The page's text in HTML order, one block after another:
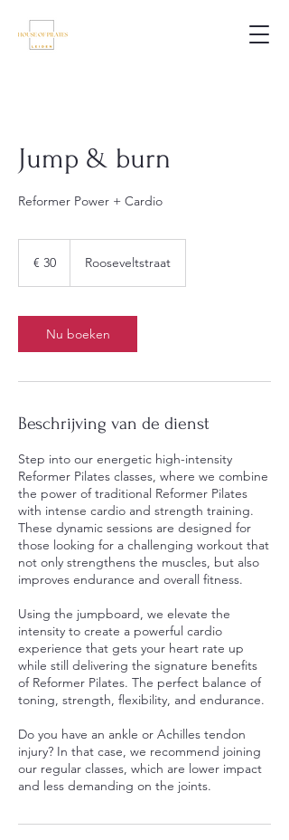
Jump & burn
Reformer Power + Cardio
€ 30 Rooseveltstraat
Nu boeken
Beschrijving van de dienst
Step into our energetic high-intensity
Reformer Pilates classes, where we combine
the power of traditional Reformer Pilates
with intense cardio and strength training.
These dynamic sessions are designed for
those looking for a challenging workout that
not only strengthens the muscles, but also
improves endurance and overall fitness.
Using the jumpboard, we elevate the
intensity to create a powerful cardio
experience that gets your heart rate up
while still delivering the signature benefits
of Reformer Pilates. The perfect balance of
toning, strength, flexibility, and endurance.
Do you have an ankle or Achilles tendon
injury? In that case, we recommend joining
our regular classes, which are lower impact
and less demanding on the joints.